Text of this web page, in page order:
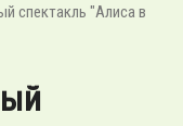
спектакль "Алиса в